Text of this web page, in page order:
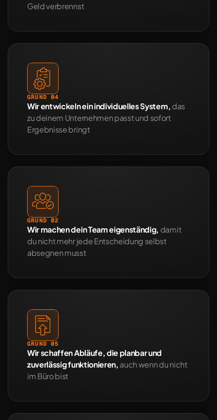
Geld verbrennst
GRUND 04
Wir entwickeln ein individuelles System, das
zu deinem Unternehmen passt und sofort
Ergebnisse bringt
GRUND 02
Wir machen dein Team eigenständig, damit
du nicht mehr jede Entscheidung selbst
absegnen musst
GRUND 05
Wir schaffen Abläufe, die planbar und
zuverlässig funktionieren, auch wenn du nicht
im Büro bist